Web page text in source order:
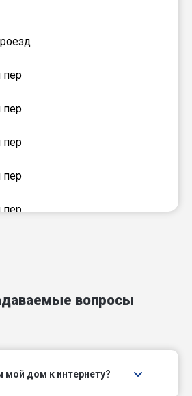
пер
пер
пер
пер
пер
вопросы
мой дом к интернету?